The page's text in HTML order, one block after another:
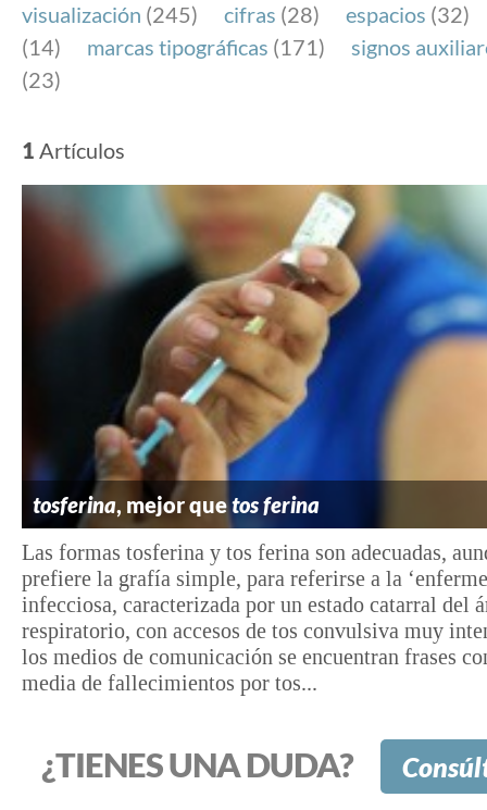
visualización (245) cifras (28) espacios (32)
(14)
marcas tipográficas (171)
signos
(23)
1 Artículos
tosferina, mejor quetos ferina
Las formas tosferina y tos ferina son adecuadas,
prefiere la grafía simple, para referirse a la
infecciosa, caracterizada por un estado catarral del
respiratorio, con accesos de tos convulsiva muy
los medios de comunicación se encuentran frases
media de fallecimientos por tos...
¿TIENES UNA DUDA?